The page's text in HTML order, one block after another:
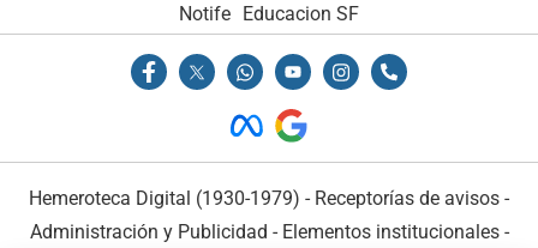
Notife Educacion SF
Hemeroteca Digital (1930-1979) - Receptorías de avisos -
Administración y Publicidad - Elementos institucionales-